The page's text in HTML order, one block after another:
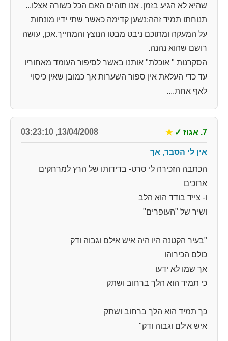
שהיא לא הגיע בזמן, אנו תוהים האם הכל כשורה אצלו...
תנוחתו תמיד זהה:נשען קדימה כאשר שתי ידיו מונחות
על המעקה ומתוכם ניבט מבטו הנוצץ והמחייך.אכן, עושה
רושם שהוא נהנה.
הסקרנות " אוכלת" אותנו באשר לסיפור העומד מאחוריו
עד כדי העלאת אין ספור השערות אך כמובן שאין כיסוי
לאף אחת....
7. אגוז ✓
★
13/04/2008, 03:23:10
אין לי הסבר, אך
הכתבה הזכירה לי סרט- בדידותו של הרץ למרחקים
ארוכים
ו- צייד בודד הוא הלב
ושיר של "העופרים"
"בעיר הקטנה היו היה איש אילם וגבוה ודק
כולם הכירוהו
אך שמו לא ידעו
כי תמיד הוא הלך ברחוב ושתק
כך תמיד הוא הלך ברחוב ושתק
איש אילם וגבוה ודק"